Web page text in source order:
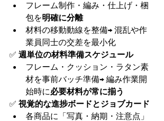
フレーム制作・編み・仕上げ・梱
包を明確に分離
材料の移動動線を整備→ 混乱や作
業員同士の交差を最小化
✅ 週単位の材料準備スケジュール
フレーム・クッション・ラタン素
材を事前バッチ準備→ 編み作業開
始時に必要材料が常に揃う
✅ 視覚的な進捗ボードとジョブカード
各商品に「写真・納期・注意点」